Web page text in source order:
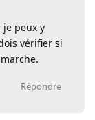
je peux y
vérifier si
Répondre